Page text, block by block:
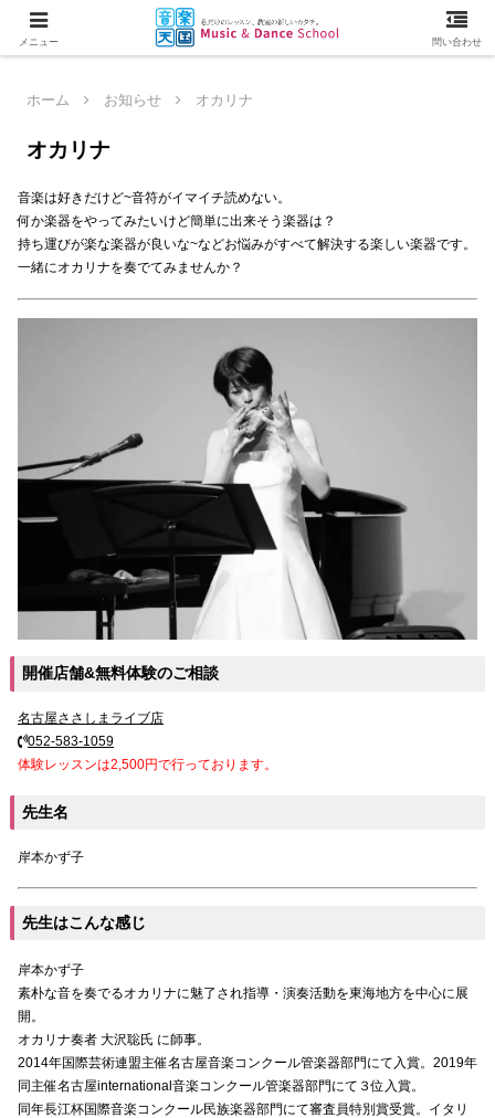
ホーム お知らせ オカリナ
オカリナ
音楽は好きだけど~音符がイマイチ読めない。
何か楽器をやってみたいけど簡単に出来そう楽器は？
持ち運びが楽な楽器が良いな~などお悩みがすべて解決する楽しい楽器です。
一緒にオカリナを奏でてみませんか？
開催店舗&無料体験のご相談
名古屋ささしまライブ店
052-583-1059
体験レッスンは2,500円で行っております。
先生名
岸本かず子
先生はこんな感じ
岸本かず子
素朴な音を奏でるオカリナに魅了され指導・演奏活動を東海地方を中心に展
開。
オカリナ奏者 大沢聡氏 に師事。
2014年国際芸術連盟主催名古屋音楽コンクール管楽器部門にて入賞。2019年
同主催名古屋international音楽コンクール管楽器部門にて３位入賞。
同年長江杯国際音楽コンクール民族楽器部門にて審査員特別賞受賞。イタリ
メニュー 問い合わせ